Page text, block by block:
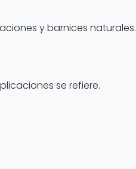
y barnices naturales.
se refiere.